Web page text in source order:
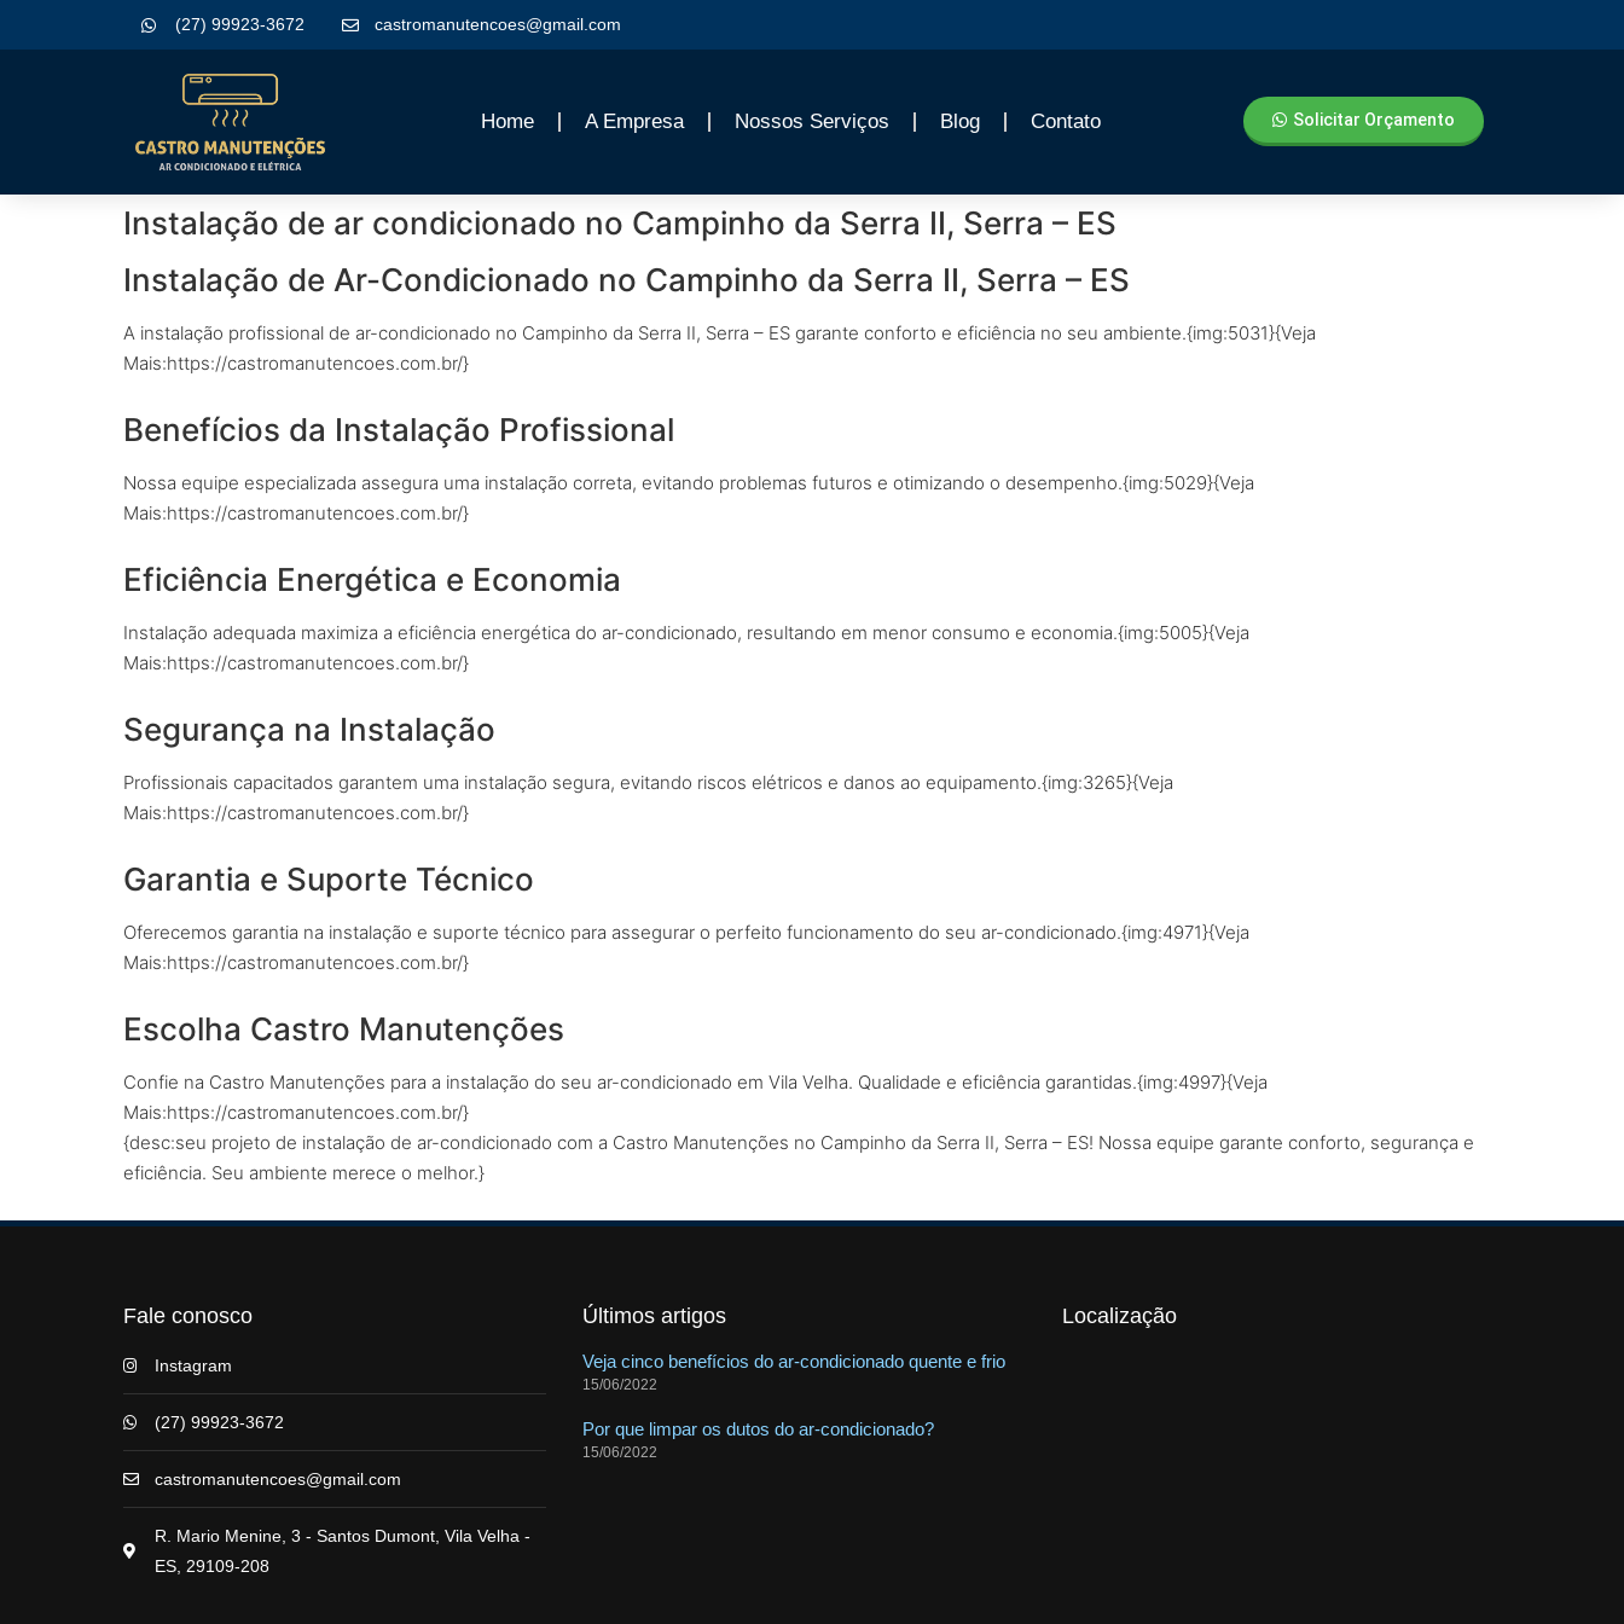
(27) 99923-3672 castromanutencoes@gmail.com
Home A Empresa Nossos Serviços Blog Contato Solicitar Orçamento
Instalação de ar condicionado no Campinho da Serra II, Serra – ES
Instalação de Ar-Condicionado no Campinho da Serra II, Serra – ES
A instalação profissional de ar-condicionado no Campinho da Serra II, Serra – ES garante conforto e eficiência no seu ambiente.{img:5031}{Veja
Mais:https://castromanutencoes.com.br/}
Benefícios da Instalação Profissional
Nossa equipe especializada assegura uma instalação correta, evitando problemas futuros e otimizando o desempenho.{img:5029}{Veja
Mais:https://castromanutencoes.com.br/}
Eficiência Energética e Economia
Instalação adequada maximiza a eficiência energética do ar-condicionado, resultando em menor consumo e economia.{img:5005}{Veja
Mais:https://castromanutencoes.com.br/}
Segurança na Instalação
Profissionais capacitados garantem uma instalação segura, evitando riscos elétricos e danos ao equipamento.{img:3265}{Veja
Mais:https://castromanutencoes.com.br/}
Garantia e Suporte Técnico
Oferecemos garantia na instalação e suporte técnico para assegurar o perfeito funcionamento do seu ar-condicionado.{img:4971}{Veja
Mais:https://castromanutencoes.com.br/}
Escolha Castro Manutenções
Confie na Castro Manutenções para a instalação do seu ar-condicionado em Vila Velha. Qualidade e eficiência garantidas.{img:4997}{Veja
Mais:https://castromanutencoes.com.br/}
{desc:seu projeto de instalação de ar-condicionado com a Castro Manutenções no Campinho da Serra II, Serra – ES! Nossa equipe garante conforto, segurança e
eficiência. Seu ambiente merece o melhor.}
Fale conosco
Instagram
(27) 99923-3672
castromanutencoes@gmail.com
R. Mario Menine, 3 - Santos Dumont, Vila Velha -
ES, 29109-208
Últimos artigos
Veja cinco benefícios do ar-condicionado quente e frio
15/06/2022
Por que limpar os dutos do ar-condicionado?
15/06/2022
Localização